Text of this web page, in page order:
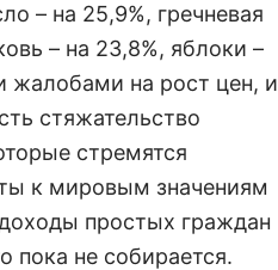
– на 25,9%, гречневая
– на 23,8%, яблоки –
жалобами на рост цен, и
стяжательство
стремятся
к мировым значениям
простых граждан
пока не собирается.